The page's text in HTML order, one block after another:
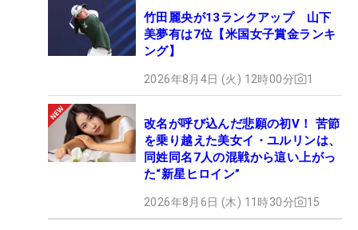
竹田麗央が13ランクアップ 山下
美夢有は7位【米国女子賞金ランキ
ング】
2026年8月4日 (火) 12時00分 1
改名が呼び込んだ悲願の初V！ 苦節
を乗り越えた美女イ・ユルリンは、
同姓同名7人の混戦から這い上がっ
た“新星ヒロイン”
2026年8月6日 (木) 11時30分 15